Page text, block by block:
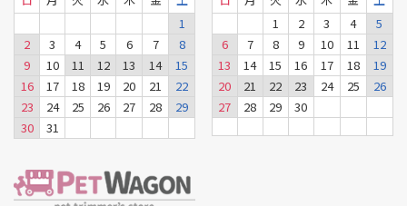
1
2
3 4 5 6 7
8
9
10 11 12 13 14
15
16
17 18 19 20 21
22
23
24 25 26 27 28
29
30
31
1
2 3 4
5
6
7 8 9 10 11
12
13
14 15 16 17 18
19
20
21 22 23 24 25
26
27
28 29 30